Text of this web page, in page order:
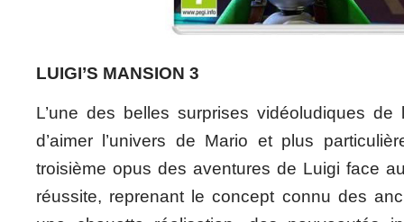
LUIGI’S MANSION 3
L’une des belles surprises vidéoludiques de
d’aimer l’univers de Mario et plus
troisième opus des aventures de Luigi face
réussite, reprenant le concept connu des